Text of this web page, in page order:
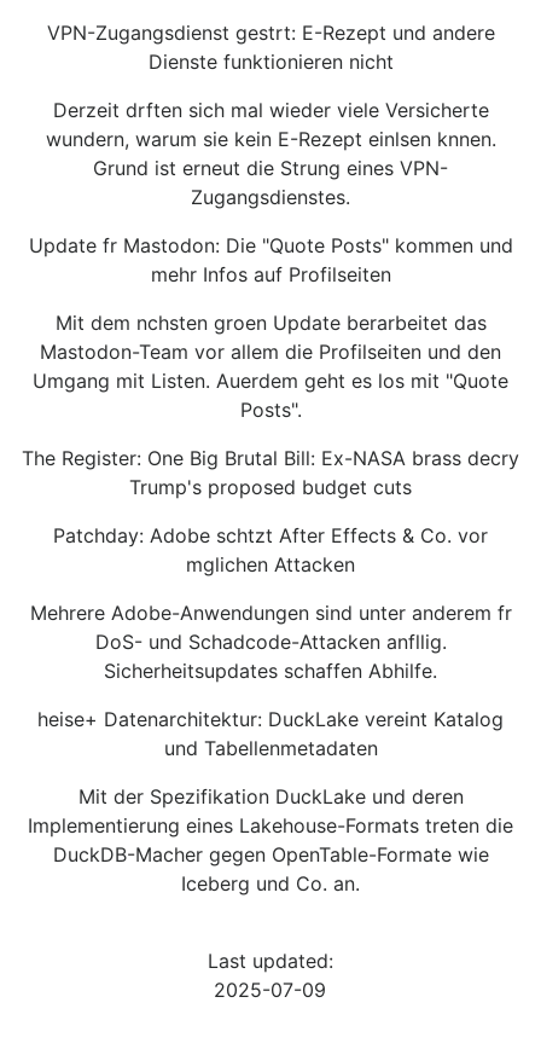
VPN-Zugangsdienst gestrt: E-Rezept und andere
Dienste funktionieren nicht
Derzeit drften sich mal wieder viele Versicherte
wundern, warum sie kein E-Rezept einlsen knnen.
Grund ist erneut die Strung eines VPN-
Zugangsdienstes.
Update fr Mastodon: Die "Quote Posts" kommen und
mehr Infos auf Profilseiten
Mit dem nchsten groen Update berarbeitet das
Mastodon-Team vor allem die Profilseiten und den
Umgang mit Listen. Auerdem geht es los mit "Quote
Posts".
The Register: One Big Brutal Bill: Ex-NASA brass decry
Trump's proposed budget cuts
Patchday: Adobe schtzt After Effects & Co. vor
mglichen Attacken
Mehrere Adobe-Anwendungen sind unter anderem fr
DoS- und Schadcode-Attacken anfllig.
Sicherheitsupdates schaffen Abhilfe.
heise+ Datenarchitektur: DuckLake vereint Katalog
und Tabellenmetadaten
Mit der Spezifikation DuckLake und deren
Implementierung eines Lakehouse-Formats treten die
DuckDB-Macher gegen OpenTable-Formate wie
Iceberg und Co. an.
Last updated:
2025-07-09